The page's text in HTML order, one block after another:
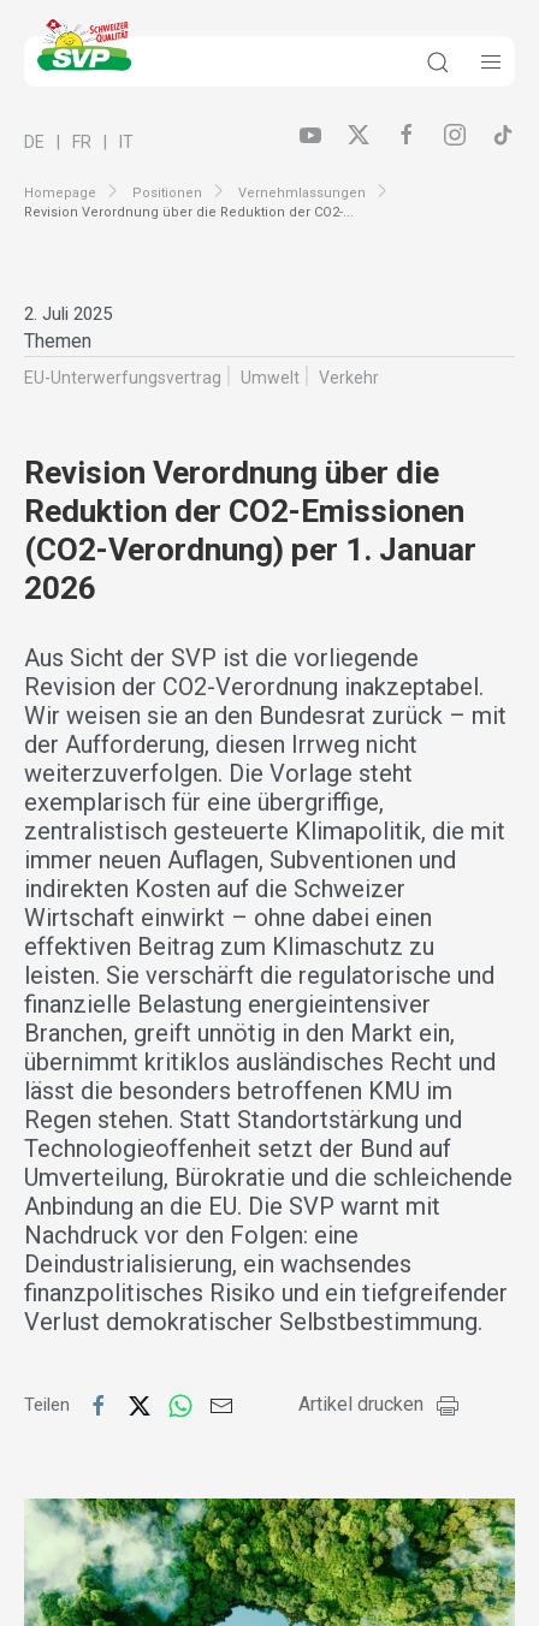
Homepage Positionen
Vernehmlassungen
Revision Verordnung über die Reduktion der CO2-...
DE FR IT
2. Juli 2025
Themen
EU-Unterwerfungsvertrag Umwelt Verkehr
Revision Verordnung über die
Reduktion der CO2-Emissionen
(CO2-Verordnung) per 1. Januar
2026
Aus Sicht der SVP ist die vorliegende
Revision der CO2-Verordnung inakzeptabel.
Wir weisen sie an den Bundesrat zurück – mit
der Aufforderung, diesen Irrweg nicht
weiterzuverfolgen. Die Vorlage steht
exemplarisch für eine übergriffige,
zentralistisch gesteuerte Klimapolitik, die mit
immer neuen Auflagen, Subventionen und
indirekten Kosten auf die Schweizer
Wirtschaft einwirkt – ohne dabei einen
effektiven Beitrag zum Klimaschutz zu
leisten. Sie verschärft die regulatorische und
finanzielle Belastung energieintensiver
Branchen, greift unnötig in den Markt ein,
übernimmt kritiklos ausländisches Recht und
lässt die besonders betroffenen KMU im
Regen stehen. Statt Standortstärkung und
Technologieoffenheit setzt der Bund auf
Umverteilung, Bürokratie und die schleichende
Anbindung an die EU. Die SVP warnt mit
Nachdruck vor den Folgen: eine
Deindustrialisierung, ein wachsendes
finanzpolitisches Risiko und ein tiefgreifender
Verlust demokratischer Selbstbestimmung.
Teilen Artikel drucken